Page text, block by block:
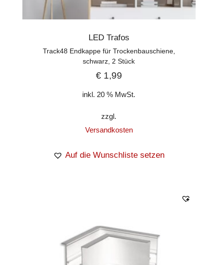
LED Trafos
Track48 Endkappe für Trockenbauschiene,
schwarz, 2 Stück
€1,99
inkl. 20 % MwSt.
zzgl.
Versandkosten
Auf die Wunschliste setzen